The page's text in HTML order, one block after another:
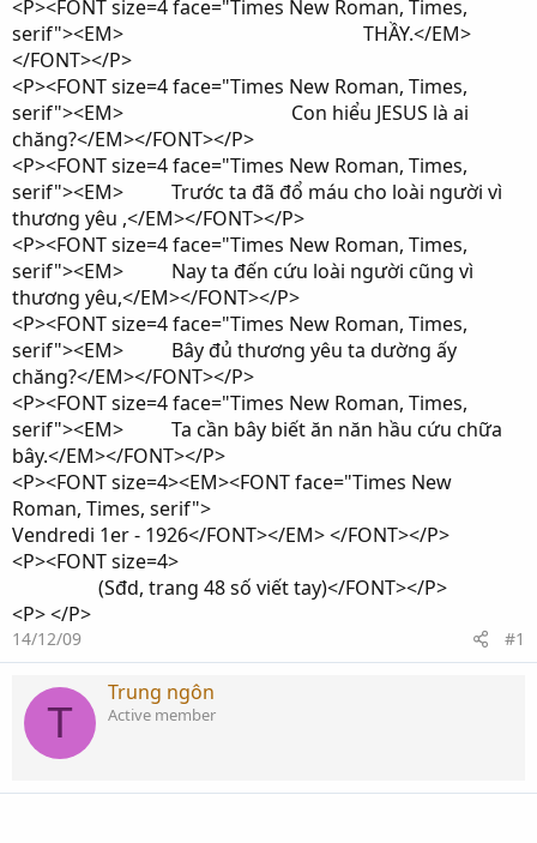
<P><FONT size=4 face="Times New Roman, Times,
serif"><EM> THẦY.</EM>
</FONT></P>
<P><FONT size=4 face="Times New Roman, Times,
serif"><EM> Con hiểu JESUS là ai
chăng?</EM></FONT></P>
<P><FONT size=4 face="Times New Roman, Times,
serif"><EM> Trước ta đã đổ máu cho loài người vì
thương yêu ,</EM></FONT></P>
<P><FONT size=4 face="Times New Roman, Times,
serif"><EM> Nay ta đến cứu loài người cũng vì
thương yêu,</EM></FONT></P>
<P><FONT size=4 face="Times New Roman, Times,
serif"><EM> Bây đủ thương yêu ta dường ấy
chăng?</EM></FONT></P>
<P><FONT size=4 face="Times New Roman, Times,
serif"><EM> Ta cần bây biết ăn năn hầu cứu chữa
bây.</EM></FONT></P>
<P><FONT size=4><EM><FONT face="Times New
Roman, Times, serif">
Vendredi 1er - 1926</FONT></EM> </FONT></P>
<P><FONT size=4>
(Sđd, trang 48 số viết tay)</FONT></P>
<P> </P>
14/12/09 #1
T
Trung ngôn
Active member